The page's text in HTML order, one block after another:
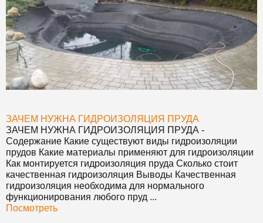
ЗАЧЕМ НУЖНА ГИДРОИЗОЛЯЦИЯ ПРУДА
ЗАЧЕМ НУЖНА ГИДРОИЗОЛЯЦИЯ ПРУДА -
Содержание Какие существуют виды гидроизоляции
прудов Какие материалы применяют для гидроизоляции
Как монтируется гидроизоляция пруда Сколько стоит
качественная гидроизоляция Выводы Качественная
гидроизоляция необходима для нормального
функционирования любого пруд ...
Посмотреть